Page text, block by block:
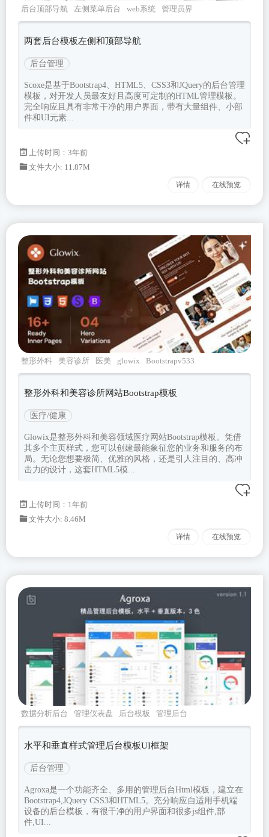
后台顶部导航 左侧菜单后台 web系统
管理员界
面
后台页面
两套后台模板左侧和顶部导航
后台管理
Scoxe是基于Bootstrap4、HTML5、CSS3和JQuery的后台管理
模板，对开发人员最友好且高度可定制的HTML管理模板。
完全响应且具有非常干净的用户界面，带有大量组件、小部
件和UI元素...
上传时间：3年前
文件大小: 11.87M
详情 在线预览
整形外科 美容诊所 医美 glowix Bootstrapv533
整形外科和美容诊所网站Bootstrap模板
医疗/健康
Glowix是整形外科和美容领域医疗网站Bootstrap模板。凭借
其多个主页样式，您可以创建最能象征您的业务和服务的布
局。无论您想要极简、优雅的风格，还是引人注目的、高冲
击力的设计，这套HTML5模...
上传时间：1年前
文件大小: 8.46M
详情 在线预览
数据分析后台 管理仪表盘 后台模板
管理后台
水平样式后台
水平和垂直样式管理后台模板UI框架
后台管理
Agroxa是一个功能齐全、多用的管理后台Html模板，建立在
Bootstrap4,JQuery CSS3和HTML5。充分响应自适用手机端
设备的后台模板，有很干净的用户界面和很多js组件,部
件,UI...